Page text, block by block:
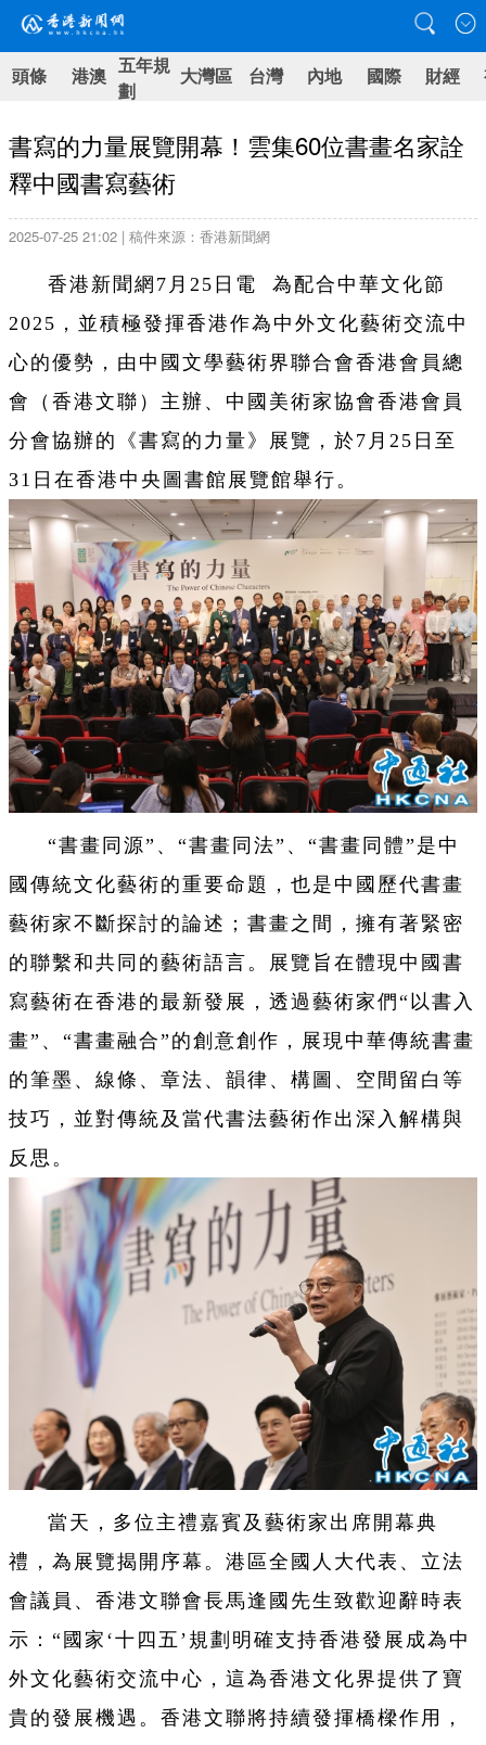
頭條 港澳 五年規
劃
大灣區 台灣 內地 國際 財經
書寫的力量展覽開幕！雲集60位書畫名家詮
釋中國書寫藝術
2025-07-25 21:02 | 稿件來源：香港新聞網
香港新聞網7月25日電 為配合中華文化節
2025，並積極發揮香港作為中外文化藝術交流中
心的優勢，由中國文學藝術界聯合會香港會員總
會（香港文聯）主辦、中國美術家協會香港會員
分會協辦的《書寫的力量》展覽，於7月25日至
31日在香港中央圖書館展覽館舉行。
“書畫同源”、“書畫同法”、“書畫同體”是中
國傳統文化藝術的重要命題，也是中國歷代書畫
藝術家不斷探討的論述；書畫之間，擁有著緊密
的聯繫和共同的藝術語言。 展覽旨在體現中國書
寫藝術在香港的最新發展，透過藝術家們“以書入
畫”、“書畫融合”的創意創作，展現中華傳統書畫
的筆墨、線條、章法、韻律、構圖、空間留白等
技巧，並對傳統及當代書法藝術作出深入解構與
反思。
當天，多位主禮嘉賓及藝術家出席開幕典
禮，為展覽揭開序幕。港區全國人大代表、立法
會議員、香港文聯會長馬逢國先生致歡迎辭時表
示：“國家‘十四五’規劃明確支持香港發展成為中
外文化藝術交流中心，這為香港文化界提供了寶
貴的發展機遇。香港文聯將持續發揮橋樑作用，